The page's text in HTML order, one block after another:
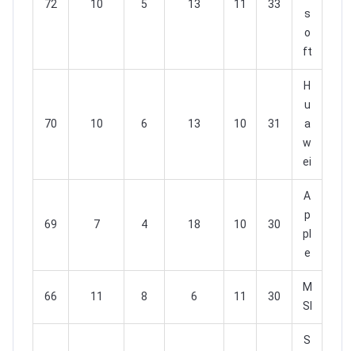
s
o
ft
33
11
13
5
10
72
H
u
a
w
ei
31
10
13
6
10
70
A
p
pl
e
30
10
18
4
7
69
M
SI
30
11
6
8
11
66
S